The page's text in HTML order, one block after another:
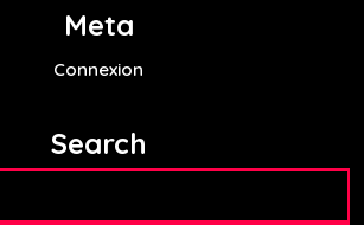
Meta
Connexion
Search